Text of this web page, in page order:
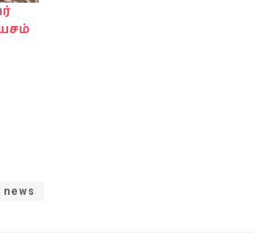
news